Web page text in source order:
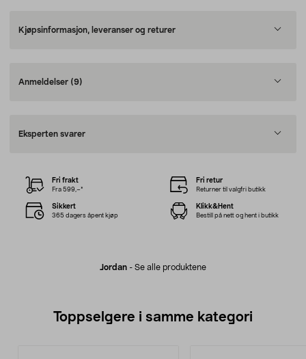
Kjøpsinformasjon, leveranser og returer
Anmeldelser (9)
Eksperten svarer
Jordan - Se alle produktene
Fri frakt
Fra 599,–*
Fri retur
Returner til valgfri butikk
Sikkert
365 dagers åpent kjøp
Klikk&Hent
Bestill på nett og hent i butikk
Toppselgere i samme kategori